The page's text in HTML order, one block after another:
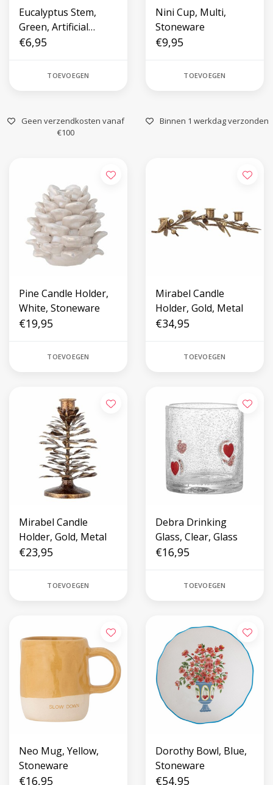
Eucalyptus Stem,
Green, Artificial
Flowers
€6,95
TOEVOEGEN
Nini Cup, Multi,
Stoneware
€9,95
TOEVOEGEN
Geen verzendkosten vanaf
€100
Binnen 1 werkdag verzonden
Pine Candle Holder,
White, Stoneware
€19,95
TOEVOEGEN
Mirabel Candle
Holder, Gold, Metal
€34,95
TOEVOEGEN
Mirabel Candle
Holder, Gold, Metal
€23,95
TOEVOEGEN
Debra Drinking
Glass, Clear, Glass
€16,95
TOEVOEGEN
Neo Mug, Yellow,
Stoneware
€16,95
Dorothy Bowl, Blue,
Stoneware
€54,95